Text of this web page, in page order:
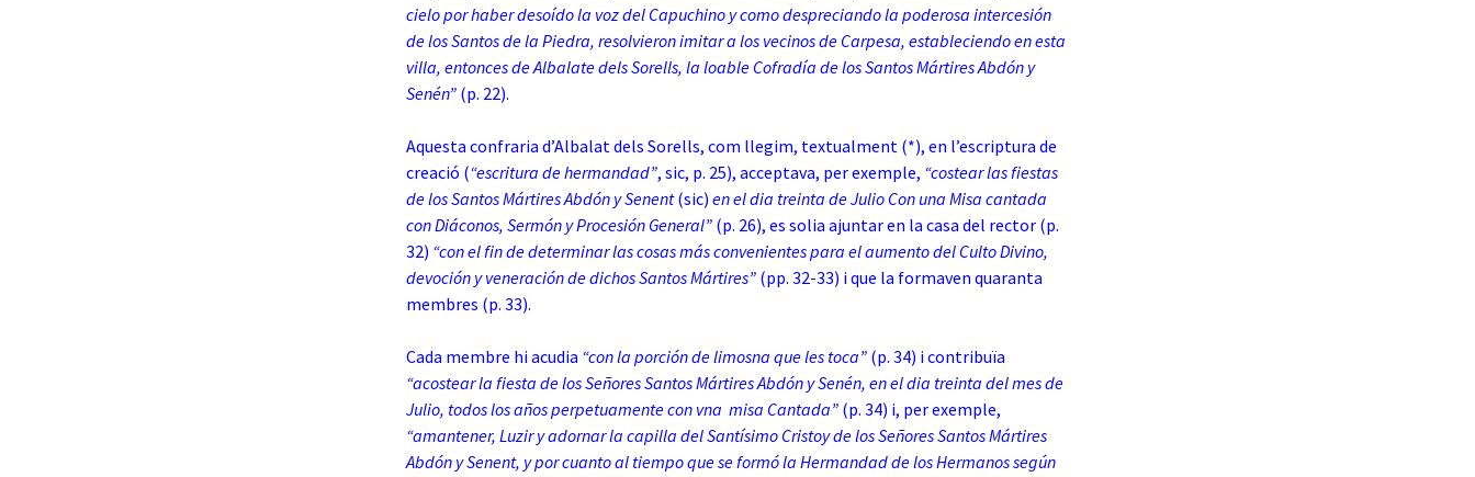
cielo por haber desoído la voz del Capuchino y como despreciando la poderosa intercesión
de los Santos de la Piedra, resolvieron imitar a los vecinos de Carpesa, estableciendo en esta
villa, entonces de Albalate dels Sorells, la loable Cofradía de los Santos Mártires Abdón y
Senén” (p. 22).
Aquesta confraria d’Albalat dels Sorells, com llegim, textualment (*), en l’escriptura de
creació (“escritura de hermandad”, sic, p. 25), acceptava, per exemple, “costear las fiestas
de los Santos Mártires Abdón y Senent(sic) en el dia treinta de Julio Con una Misa cantada
con Diáconos, Sermón y Procesión General” (p. 26), es solia ajuntar en la casa del rector (p.
32) “con el fin de determinar las cosas más convenientes para el aumento del Culto Divino,
devoción y veneración de dichos Santos Mártires” (pp. 32-33) i que la formaven quaranta
membres (p. 33).
Cada membre hi acudia “con la porción de limosna que les toca” (p. 34) i contribuïa
“acostear la fiesta de los Señores Santos Mártires Abdón y Senén, en el dia treinta del mes de
Julio, todos los años perpetuamente con vna misa Cantada” (p. 34) i, per exemple,
“amantener, Luzir y adornar la capilla del Santísimo Cristoyde los Señores Santos Mártires
Abdón y Senent, y por cuanto al tiempo que se formó la Hermandad de los Hermanos según